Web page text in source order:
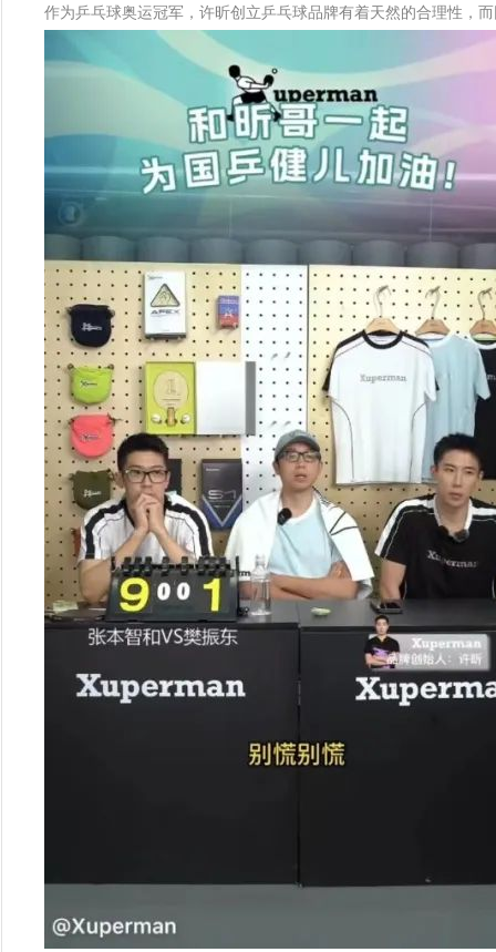
作为乒乓球奥运冠军，许昕创立乒乓球品牌有着天然的合理性